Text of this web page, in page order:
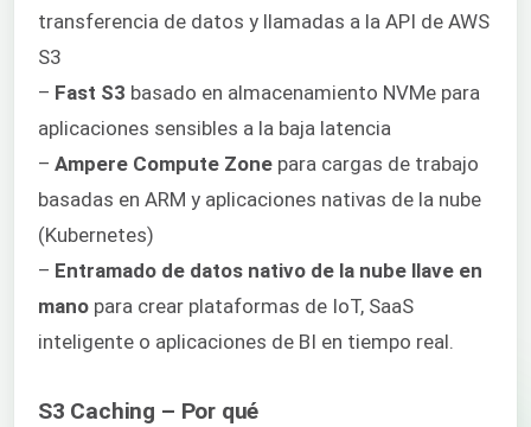
transferencia de datos y llamadas a la API de AWS
S3
– Fast S3 basado en almacenamiento NVMe para
aplicaciones sensibles a la baja latencia
– Ampere Compute Zone para cargas de trabajo
basadas en ARM y aplicaciones nativas de la nube
(Kubernetes)
– Entramado de datos nativo de la nube llave en
mano para crear plataformas de IoT, SaaS
inteligente o aplicaciones de BI en tiempo real.
S3 Caching – Por qué